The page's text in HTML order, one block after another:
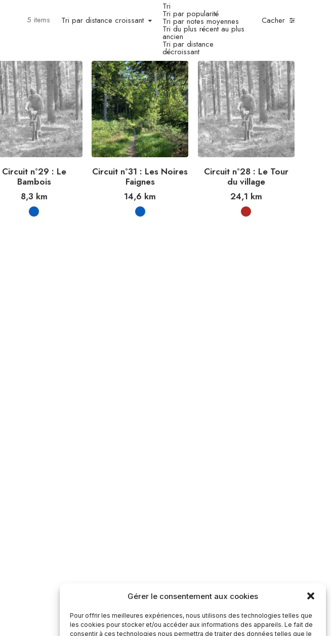
Gérer le consentement aux cookies
Pour offrir les meilleures expériences, nous utilisons des technologies telles que
les cookies pour stocker et/ou accéder aux informations des appareils. Le fait de
consentir à ces technologies nous permettra de traiter des données telles que le
Cacher
Tri par distance croissant
Tri
Tri par popularité
Tri par notes moyennes
Tri du plus récent au plus
ancien
Tri par distance
décroissant
5 items
Circuit n°29 : Le
Bambois
8,3 km
Circuit n°31 : Les Noires
Faignes
14,6 km
Circuit n°28 : Le Tour
du village
24,1 km